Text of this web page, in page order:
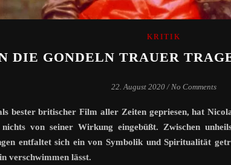
KRITIK
DIE GONDELN TRAUER
22. August 2020 / No Comments
bester britischer Film aller Zeiten gepriesen, hat
von seiner Wirkung eingebüßt. Zwischen
entfaltet sich ein von Symbolik und Spiritualität
verschwimmen lässt.